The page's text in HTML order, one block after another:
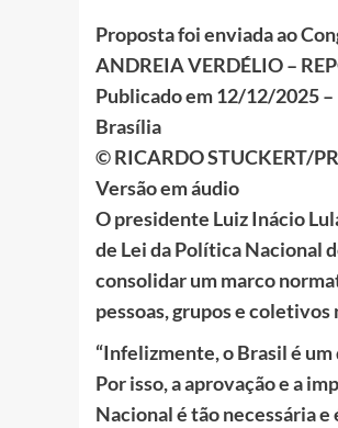
Proposta foi enviada ao
ANDREIA VERDÉLIO –
Publicado em 12/12/2025 –
Brasília
© RICARDO STUCKERT/PR
Versão em áudio
O presidente Luiz Inácio
de Lei da Política Nacional
consolidar um marco
pessoas, grupos e
“Infelizmente, o Brasil é
Por isso, a aprovação e a
Nacional é tão necessária e